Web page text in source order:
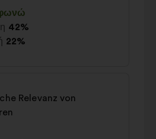
42%
22%
Relevanz von